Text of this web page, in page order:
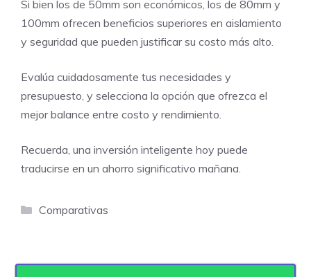
Si bien los de 50mm son económicos, los de 80mm y
100mm ofrecen beneficios superiores en aislamiento
y seguridad que pueden justificar su costo más alto.
Evalúa cuidadosamente tus necesidades y
presupuesto, y selecciona la opción que ofrezca el
mejor balance entre costo y rendimiento.
Recuerda, una inversión inteligente hoy puede
traducirse en un ahorro significativo mañana.
Categorías
Comparativas